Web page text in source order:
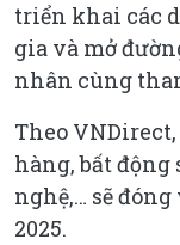
triển khai các
gia và mở
nhân cùng
Theo
hàng, bất động
nghệ,… sẽ
2025.